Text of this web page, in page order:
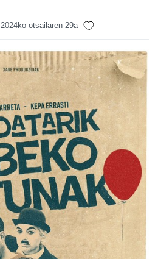
2024ko otsailaren 29a